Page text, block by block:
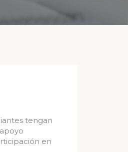
tengan
en